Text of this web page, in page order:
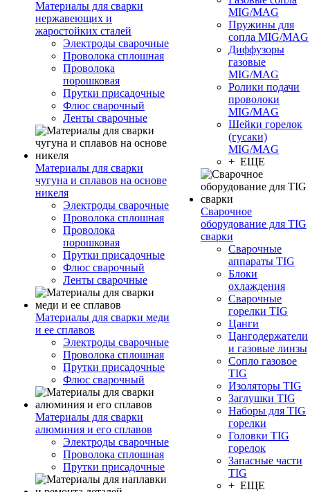
Материалы для сварки
нержавеющих и
жаростойких сталей
Электроды сварочные
Проволока сплошная
Проволока
порошковая
Прутки присадочные
Флюс сварочный
Ленты сварочные
Материалы для сварки
чугуна и сплавов на основе
никеля
Электроды сварочные
Проволока сплошная
Проволока
порошковая
Прутки присадочные
Флюс сварочный
Ленты сварочные
Материалы для сварки меди
и ее сплавов
Электроды сварочные
Проволока сплошная
Прутки присадочные
Флюс сварочный
Материалы для сварки
алюминия и его сплавов
Электроды сварочные
Проволока сплошная
Прутки присадочные
MIG/MAG
Пружины для
сопла MIG/MAG
Диффузоры
газовые
MIG/MAG
Ролики подачи
проволоки
MIG/MAG
Шейки горелок
(гусаки)
MIG/MAG
+ ЕЩЕ
Сварочное
оборудование для TIG
сварки
Сварочные
аппараты TIG
Блоки
охлаждения
Сварочные
горелки TIG
Цанги
Цангодержатели
и газовые линзы
Сопло газовое
TIG
Изоляторы TIG
Заглушки TIG
Наборы для TIG
горелки
Головки TIG
горелок
Запасные части
TIG
+ ЕЩЕ